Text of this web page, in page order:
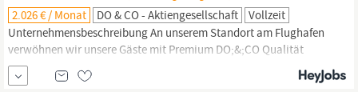
2.026 € / Monat DO & CO - Aktiengesellschaft
Vollzeit
Unternehmensbeschreibung An unserem Standort am Flughafen
verwöhnen wir unsere Gäste mit Premium DO;&;CO Qualität
jeglicher Art. Unsere Food Courts bieten ein breites Band an
kulinarischen Köstlichkeiten. Schaffen Sie unvergessliche